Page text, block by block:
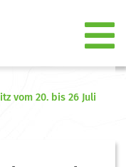
vom 20. bis 26 Juli